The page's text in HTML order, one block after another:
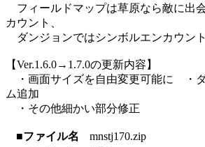
フィールドマップは草原なら敵に出
カウント、
ダンジョンではシンボルエンカウン
【Ver.1.6.0→1.7.0の更新内容】
・画面サイズを自由変更可能に ・
ム追加
・その他細かい部分修正
■ファイル名
mnstj170.zip